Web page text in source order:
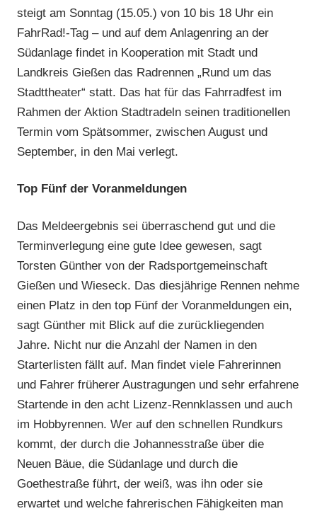
steigt am Sonntag (15.05.) von 10 bis 18 Uhr ein
FahrRad!-Tag – und auf dem Anlagenring an der
Südanlage findet in Kooperation mit Stadt und
Landkreis Gießen das Radrennen „Rund um das
Stadttheater“ statt. Das hat für das Fahrradfest im
Rahmen der Aktion Stadtradeln seinen traditionellen
Termin vom Spätsommer, zwischen August und
September, in den Mai verlegt.
Top Fünf der Voranmeldungen
Das Meldeergebnis sei überraschend gut und die
Terminverlegung eine gute Idee gewesen, sagt
Torsten Günther von der Radsportgemeinschaft
Gießen und Wieseck. Das diesjährige Rennen nehme
einen Platz in den top Fünf der Voranmeldungen ein,
sagt Günther mit Blick auf die zurückliegenden
Jahre. Nicht nur die Anzahl der Namen in den
Starterlisten fällt auf. Man findet viele Fahrerinnen
und Fahrer früherer Austragungen und sehr erfahrene
Startende in den acht Lizenz-Rennklassen und auch
im Hobbyrennen. Wer auf den schnellen Rundkurs
kommt, der durch die Johannesstraße über die
Neuen Bäue, die Südanlage und durch die
Goethestraße führt, der weiß, was ihn oder sie
erwartet und welche fahrerischen Fähigkeiten man